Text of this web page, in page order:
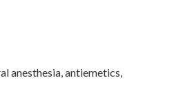
anesthesia, antiemetics,